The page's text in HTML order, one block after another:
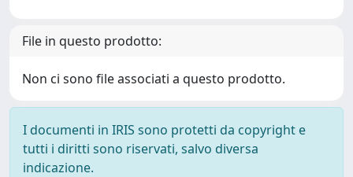
File in questo prodotto:
Non ci sono file associati a questo prodotto.
I documenti in IRIS sono protetti da copyright e
tutti i diritti sono riservati, salvo diversa
indicazione.